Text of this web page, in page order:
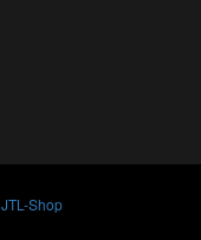
JTL-Shop